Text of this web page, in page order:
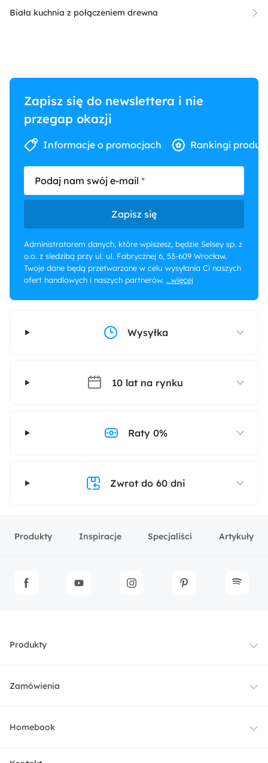
Biała kuchnia z połączeniem drewna
Zapisz się do newslettera i nie
przegap okazji
Informacje o promocjach Rankingi
Podaj nam swój e-mail
Zapisz się
Administratorem danych, które wpiszesz, będzie Selsey sp. z
o.o. z siedzibą przy ul. ul. Fabrycznej 6, 53-609 Wrocław.
Twoje dane będą przetwarzane w celu wysyłania Ci naszych
ofert handlowych i naszych partnerów. ...więcej
Wysyłka
10 lat na rynku
Raty 0%
Zwrot do 60 dni
Produkty Inspiracje Specjaliści Artykuły
Produkty
Meble
Zamówienia
Dostawa
Homebook